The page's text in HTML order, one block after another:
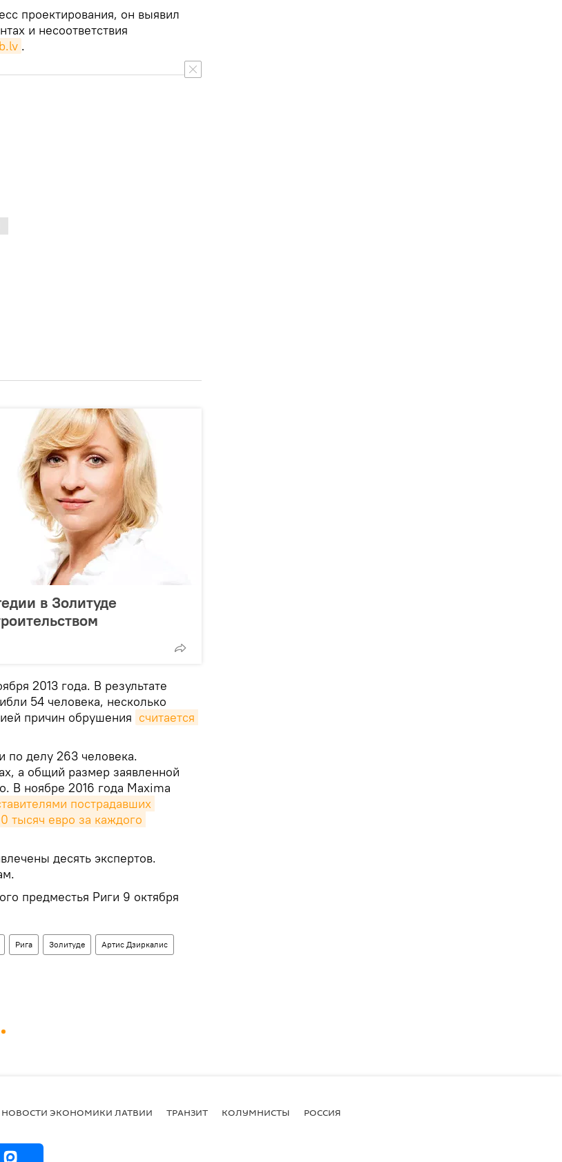
проектирования, он выявил
и несоответствия
.
в Золитуде
2013 года. В результате
54 человека, несколько
причин обрушения считается
по делу 263 человека.
а общий размер заявленной
В ноябре 2016 года Maxima
пострадавших
тысяч евро за каждого
десять экспертов.
предместья Риги 9 октября
Рига Золитуде Артис Дзиркалис
НОВОСТИ ЭКОНОМИКИ ЛАТВИИ ТРАНЗИТ КОЛУМНИСТЫ РОССИЯ